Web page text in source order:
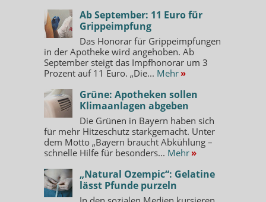
Ab September: 11 Euro für
Grippeimpfung
Das Honorar für Grippeimpfungen
in der Apotheke wird angehoben. Ab
September steigt das Impfhonorar um 3
Prozent auf 11 Euro. „Die... Mehr »
Grüne: Apotheken sollen
Klimaanlagen abgeben
Die Grünen in Bayern haben sich
für mehr Hitzeschutz starkgemacht. Unter
dem Motto „Bayern braucht Abkühlung –
schnelle Hilfe für besonders... Mehr »
„Natural Ozempic“: Gelatine
lässt Pfunde purzeln